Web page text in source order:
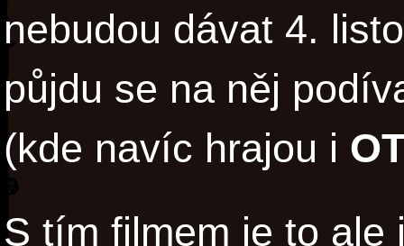
nebudou dávat 4.
půjdu se na něj
(kde navíc hrajou i
S tím filmem je to ale